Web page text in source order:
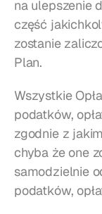
na ulepszenie
część
zostanie
Plan.
Wszystkie
podatków,
zgodnie z
chyba że one
samodzielnie
podatków,